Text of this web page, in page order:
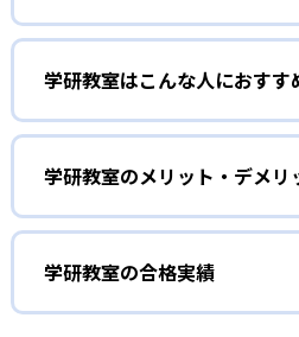
01
3歳から高校生まで「無学
学研教室は、0･1･2歳から高校生
解度を最優先して学習を進める
いることが特徴だ。この「無学
のペースで学習することができ
わからないところをしっかり学
はどんどん先取り学習を進めた
02
学研教室はこんな人におすす
勉強全体の底力を
学研教室は、生徒の「わかった
導を行っている。無理なく学習
方式」を採用しており、わから
止まってじっくりと学習するこ
知識の量などで測りやすい「見
学研教室のメリット・デメリ
学研教室の合格実績